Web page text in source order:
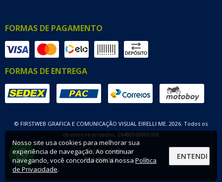
FORMAS DE PAGAMENTO
FORMAS DE ENTREGA
© FIRSTWEB GRAFICA E COMUNICAÇÃO VISUAL EIRELLI ME. 2026. Todos os
direitos reservados. 26480969000109
Desenvolvido por
Nosso site usa cookies para melhorar sua
experiência de navegação. Ao continuar
navegando, você concorda com a nossaPolítica
de Privacidade.
ENTENDI